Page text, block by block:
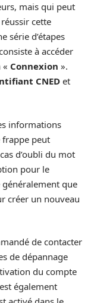
mais qui peut
cette
série d’étapes
à accéder
« Connexion ».
CNEDet
informations
frappe peut
d’oubli du mot
pour le
que
créer un nouveau
de contacter
de dépannage
du compte
également